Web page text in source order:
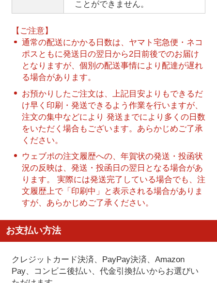
ことができません。
【ご注意】
通常の配送にかかる日数は、ヤマト宅急便・ネコ
ポスともに発送日の翌日から2日前後でのお届け
となりますが、個別の配送事情により配達が遅れ
る場合があります。
お預かりしたご注文は、上記目安よりもできるだ
け早く印刷・発送できるよう作業を行いますが、
注文の集中などにより 発送までにより多くの日数
をいただく場合もございます。あらかじめご了承
ください。
ウェブポの注文履歴への、年賀状の発送・投函状
況の反映は、発送・投函日の翌日となる場合があ
ります。 実際には発送完了している場合でも、注
文履歴上で「印刷中」と表示される場合がありま
すが、あらかじめご了承ください。
お支払い方法
クレジットカード決済、PayPay決済、Amazon
Pay、コンビニ後払い、代金引換払いからお選びい